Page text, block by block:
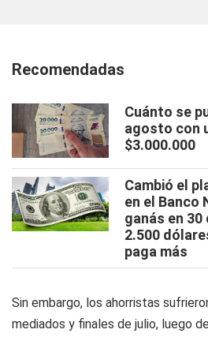
Recomendadas
Cuánto se
agosto con
$3.000.000
Cambió el
en el Banco
ganás en
2.500
paga más
Sin embargo, los ahorristas
mediados y finales de julio, luego